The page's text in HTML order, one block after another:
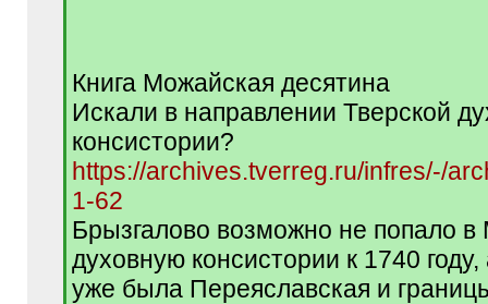
Книга Можайская десятина
Искали в направлении Тверской
консистории?
https://archives.tverreg.ru/infres/-/
1-62
Брызгалово возможно не попало в
духовную консистории к 1740
уже была Переяславская и